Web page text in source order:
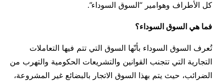
كل الأطراف وهوامير “السوق السوداء”.
فما هي السوق السوداء؟
تُعرف السوق السوداء بأنّها السوق التي تتم فيها التعاملات
التجارية التي تتجنب القوانين والتشريعات الحكومية والتهرب من
الضرائب، حيث يتم بهذا السوق الاتجار بالبضائع غير المشروعة،